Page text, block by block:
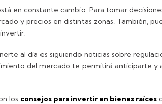
en constante cambio. Para tomar
y precios en distintas zonas. También,
al día es siguiendo noticias sobre
del mercado te permitirá anticiparte y
los consejos para invertir en bienes raíces